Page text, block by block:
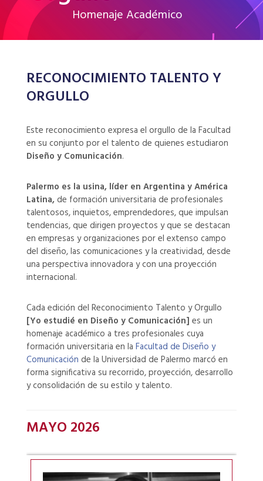
Homenaje Académico
RECONOCIMIENTO TALENTO Y
ORGULLO
Este reconocimiento expresa el orgullo de la Facultad
en su conjunto por el talento de quienes estudiaron
Diseño y Comunicación.
Palermo es la usina, líder en Argentina y América
Latina,de formación universitaria de profesionales
talentosos, inquietos, emprendedores, que impulsan
tendencias, que dirigen proyectos y que se destacan
en empresas y organizaciones por el extenso campo
del diseño, las comunicaciones y la creatividad, desde
una perspectiva innovadora y con una proyección
internacional.
Cada edición del Reconocimiento Talento y Orgullo
[Yo estudié en Diseño y Comunicación] es un
homenaje académico a tres profesionales cuya
formación universitaria en la Facultad de Diseño y
Comunicación de la Universidad de Palermo marcó en
forma significativa su recorrido, proyección, desarrollo
y consolidación de su estilo y talento.
MAYO 2026